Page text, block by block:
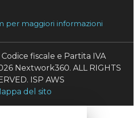
per maggiori informazioni
fiscale e Partita IVA
Nextwork360. ALL RIGHTS
ISP AWS
del sito